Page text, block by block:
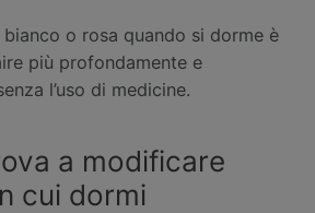
o rosa quando si dorme è
più profondamente e
l’uso di medicine.
a modificare
cui dormi